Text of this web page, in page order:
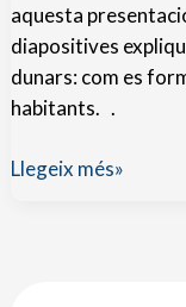
aquesta
diapositives
dunars: com es
habitants. .
Els
Llegeix més»